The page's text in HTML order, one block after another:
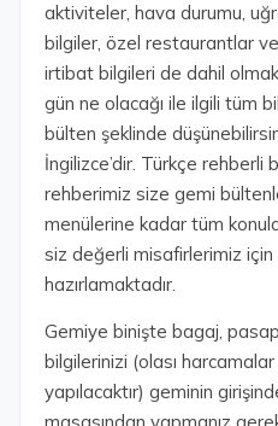
aktiviteler, hava durumu,
bilgiler, özel restaurantlar
irtibat bilgileri de dahil
gün ne olacağı ile ilgili tüm
bülten şeklinde
İngilizce’dir. Türkçe rehberli
rehberimiz size gemi
menülerine kadar tüm
siz değerli misafirlerimiz
hazırlamaktadır.
Gemiye binişte bagaj,
bilgilerinizi (olası
yapılacaktır) geminin